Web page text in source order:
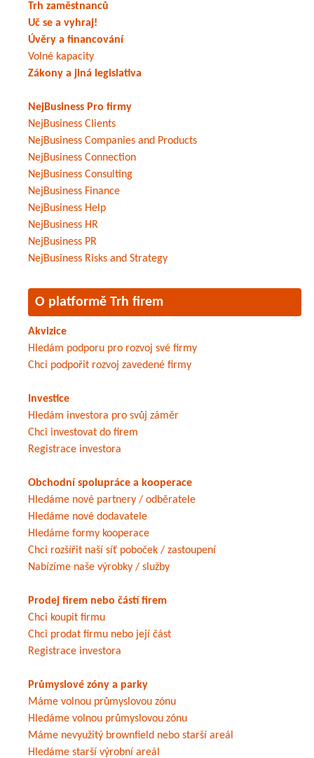
Trh zaměstnanců
Uč se a vyhraj!
Úvěry a financování
Volné kapacity
Zákony a jiná legislativa
NejBusiness Pro firmy
NejBusiness Clients
NejBusiness Companies and Products
NejBusiness Connection
NejBusiness Consulting
NejBusiness Finance
NejBusiness Help
NejBusiness HR
NejBusiness PR
NejBusiness Risks and Strategy
O platformě Trh firem
Akvizice
Hledám podporu pro rozvoj své firmy
Chci podpořit rozvoj zavedené firmy
Investice
Hledám investora pro svůj záměr
Chci investovat do firem
Registrace investora
Obchodní spolupráce a kooperace
Hledáme nové partnery / odběratele
Hledáme nové dodavatele
Hledáme formy kooperace
Chci rozšířit naší síť poboček / zastoupení
Nabízíme naše výrobky / služby
Prodej firem nebo částí firem
Chci koupit firmu
Chci prodat firmu nebo její část
Registrace investora
Průmyslové zóny a parky
Máme volnou průmyslovou zónu
Hledáme volnou průmyslovou zónu
Máme nevyužitý brownfield nebo starší areál
Hledáme starší výrobní areál